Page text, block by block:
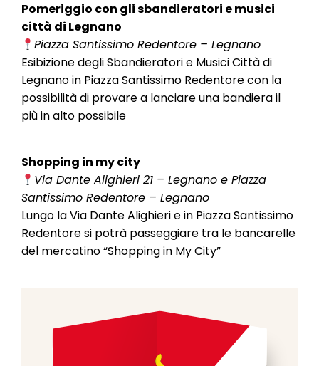
Pomeriggio con gli sbandieratori e musici
città di Legnano
Piazza Santissimo Redentore – Legnano
Esibizione degli Sbandieratori e Musici Città di
Legnano in Piazza Santissimo Redentore con la
possibilità di provare a lanciare una bandiera il
più in alto possibile
Shopping in my city
Via Dante Alighieri 21 – Legnano e Piazza
Santissimo Redentore – Legnano
Lungo la Via Dante Alighieri e in Piazza Santissimo
Redentore si potrà passeggiare tra le bancarelle
del mercatino “Shopping in My City”